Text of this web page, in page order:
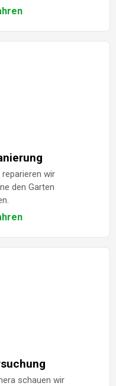
wir
den Garten
schauen wir